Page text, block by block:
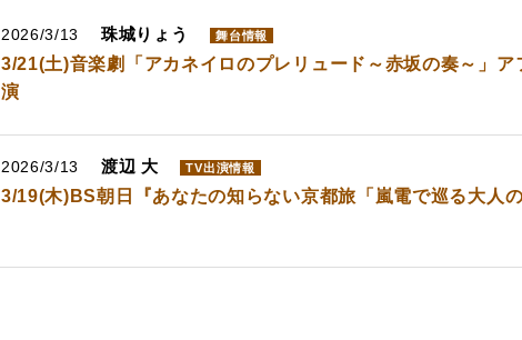
2026/3/13 珠城りょう 舞台情報
3/21(土)音楽劇「アカネイロのプレリュード～赤坂の奏～」ア
演
2026/3/13 渡辺 大 TV出演情報
3/19(木)BS朝日『あなたの知らない京都旅「嵐電で巡る大人